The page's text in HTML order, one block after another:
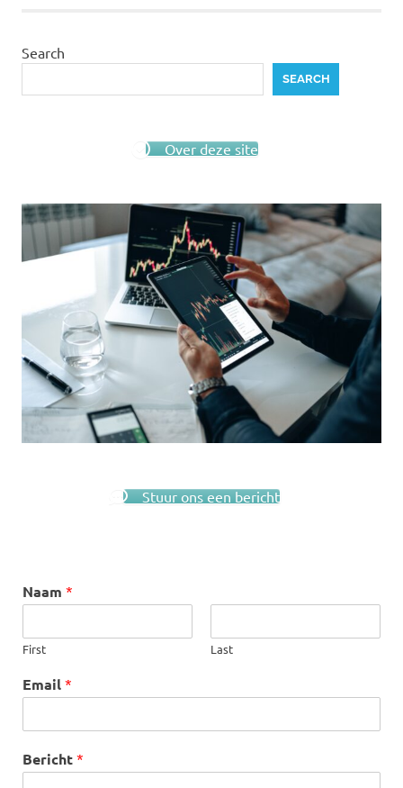
Search
SEARCH
Over deze site
Stuur ons een bericht
Naam *
First Last
Email *
Bericht *